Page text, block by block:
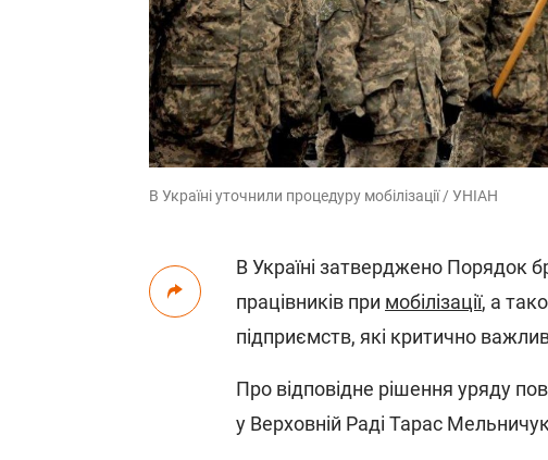
В Україні уточнили процедуру мобілізації / УНІАН
В Україні затверджено Порядок
працівників при мобілізації, а
підприємств, які критично
Про відповідне рішення уряду
у Верховній Раді Тарас